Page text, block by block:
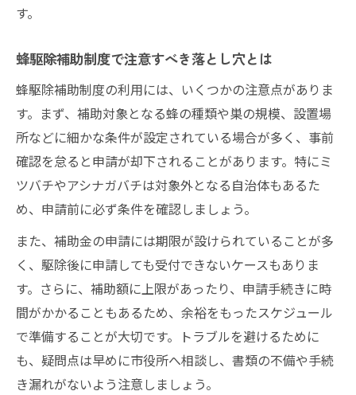
す。
蜂駆除補助制度で注意すべき落とし穴とは
蜂駆除補助制度の利用には、いくつかの注意点がありま
す。まず、補助対象となる蜂の種類や巣の規模、設置場
所などに細かな条件が設定されている場合が多く、事前
確認を怠ると申請が却下されることがあります。特にミ
ツバチやアシナガバチは対象外となる自治体もあるた
め、申請前に必ず条件を確認しましょう。
また、補助金の申請には期限が設けられていることが多
く、駆除後に申請しても受付できないケースもありま
す。さらに、補助額に上限があったり、申請手続きに時
間がかかることもあるため、余裕をもったスケジュール
で準備することが大切です。トラブルを避けるために
も、疑問点は早めに市役所へ相談し、書類の不備や手続
き漏れがないよう注意しましょう。